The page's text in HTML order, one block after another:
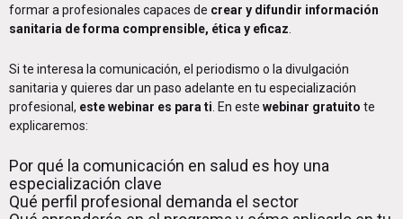
formar a profesionales capaces de crear y difundir información
sanitaria de forma comprensible, ética y eficaz.
Si te interesa la comunicación, el periodismo o la divulgación
sanitaria y quieres dar un paso adelante en tu especialización
profesional, este webinar es para ti. En este webinar gratuito te
explicaremos:
Por qué la comunicación en salud es hoy una
especialización clave
Qué perfil profesional demanda el sector